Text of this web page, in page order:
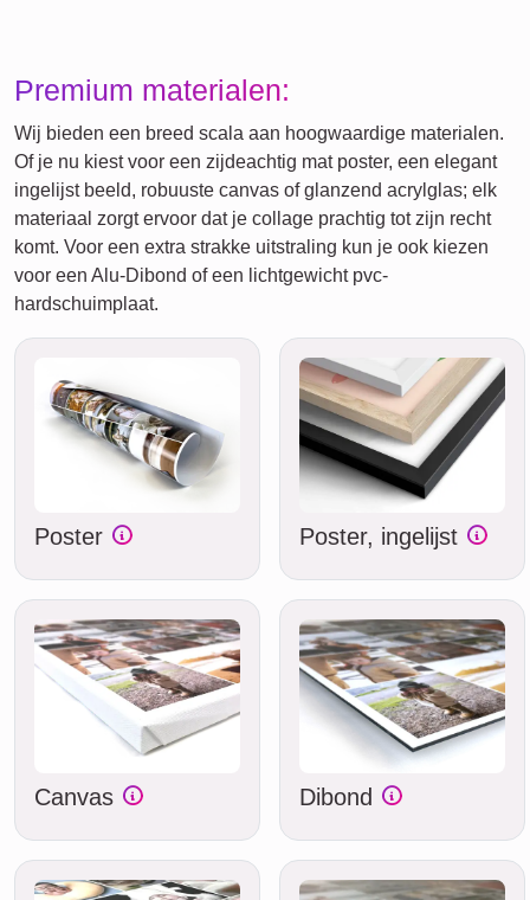
Premium materialen:
Wij bieden een breed scala aan hoogwaardige materialen.
Of je nu kiest voor een zijdeachtig mat poster, een elegant
ingelijst beeld, robuuste canvas of glanzend acrylglas; elk
materiaal zorgt ervoor dat je collage prachtig tot zijn recht
komt. Voor een extra strakke uitstraling kun je ook kiezen
voor een Alu-Dibond of een lichtgewicht pvc-
hardschuimplaat.
Poster Poster, ingelijst
Canvas Dibond